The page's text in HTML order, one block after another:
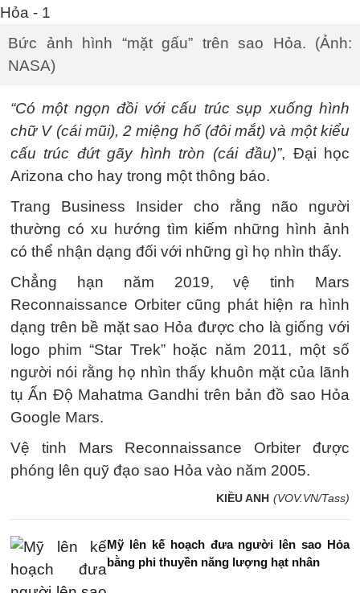
Bức ảnh hình “mặt gấu” trên sao Hỏa. (Ảnh:
NASA)
“Có một ngọn đồi với cấu trúc sụp xuống hình
chữ V (cái mũi), 2 miệng hố (đôi mắt) và một kiểu
cấu trúc đứt gãy hình tròn (cái đầu)”, Đại học
Arizona cho hay trong một thông báo.
Trang Business Insider cho rằng não người
thường có xu hướng tìm kiếm những hình ảnh
có thể nhận dạng đối với những gì họ nhìn thấy.
Chẳng hạn năm 2019, vệ tinh Mars
Reconnaissance Orbiter cũng phát hiện ra hình
dạng trên bề mặt sao Hỏa được cho là giống với
logo phim “Star Trek” hoặc năm 2011, một số
người nói rằng họ nhìn thấy khuôn mặt của lãnh
tụ Ấn Độ Mahatma Gandhi trên bản đồ sao Hỏa
Google Mars.
Vệ tinh Mars Reconnaissance Orbiter được
phóng lên quỹ đạo sao Hỏa vào năm 2005.
KIỀU ANH (VOV.VN/Tass)
Mỹ lên kế hoạch đưa người lên sao Hỏa
bằng phi thuyền năng lượng hạt nhân